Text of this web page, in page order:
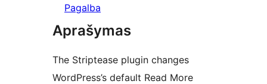
Pagalba
Aprašymas
The Striptease plugin changes
WordPress’s default Read More